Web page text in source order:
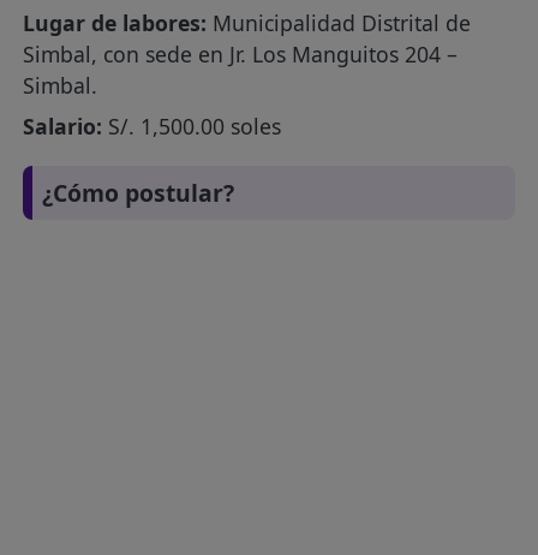
Lugar de labores: Municipalidad Distrital de
Simbal, con sede en Jr. Los Manguitos 204 –
Simbal.
Salario: S/. 1,500.00 soles
¿Cómo postular?